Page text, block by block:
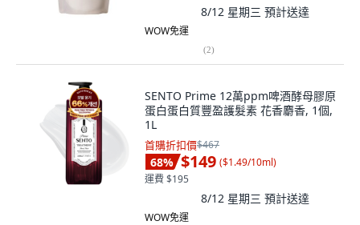
8/12 星期三 預計送達
WOW免運
(2)
SENTO Prime 12萬ppm啤酒酵母膠原
蛋白蛋白質豐盈護髮素 花香麝香, 1個,
1L
首購折扣價$467
68% $149 ($1.49/10ml)
運費 $195
8/12 星期三 預計送達
WOW免運